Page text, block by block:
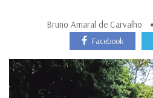
Bruno Amaral de Carvalho
Facebook